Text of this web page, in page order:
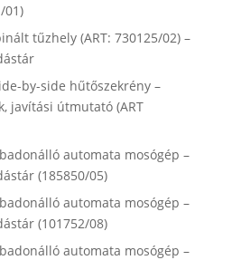
01)
tűzhely (ART: 730125/02) –
by-side hűtőszekrény –
javítási útmutató (ART
automata mosógép –
(185850/05)
automata mosógép –
(101752/08)
automata mosógép –